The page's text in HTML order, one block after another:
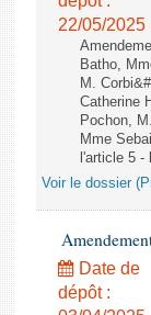
22/05/2025
Batho,
M.
Catherine
Pochon,
Mme
l'article 5 -
Voir le dossier
Date de
dépôt :